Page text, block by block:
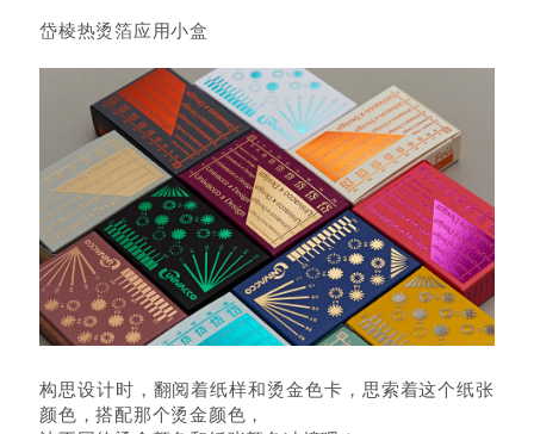
岱棱热烫箔应用小盒
构思设计时，翻阅着纸样和烫金色卡，思索着这个纸张
颜色，搭配那个烫金颜色，